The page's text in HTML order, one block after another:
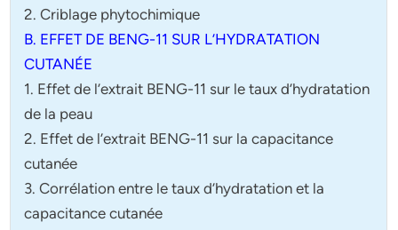
2. Criblage phytochimique
B. EFFET DE BENG-11 SUR L’HYDRATATION
CUTANÉE
1. Effet de l’extrait BENG-11 sur le taux d’hydratation
de la peau
2. Effet de l’extrait BENG-11 sur la capacitance
cutanée
3. Corrélation entre le taux d’hydratation et la
capacitance cutanée